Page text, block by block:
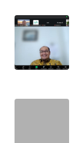
RIAU
WN
SERAMBI